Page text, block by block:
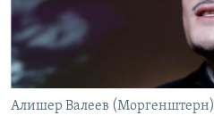
ПОБЕДИТЕЛЕЙ НЕ СУДЯТ?
КРЫМ.НЕПОКОРЕННЫЙ
ELIFBE
УКРАИНСКАЯ ПРОБЛЕМА КРЫМА
ПРИСОЕДИНЯЙТЕСЬ!
Алишер Валеев (Моргенштерн)